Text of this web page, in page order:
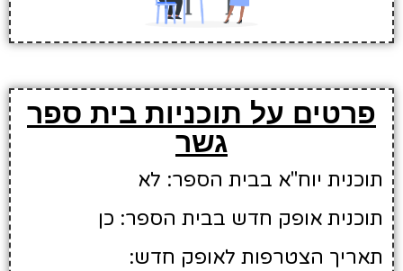
פרטים על תוכניות בית ספר
גשר
תוכנית יוח"א בבית הספר: לא
תוכנית אופק חדש בבית הספר: כן
תאריך הצטרפות לאופק חדש: